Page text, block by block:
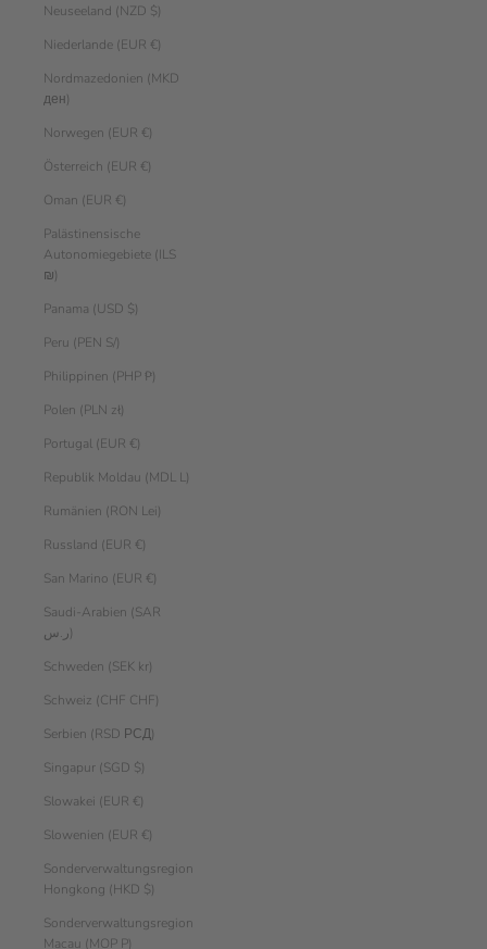
Neuseeland (NZD $)
Niederlande (EUR €)
Nordmazedonien (MKD
ден)
Norwegen (EUR €)
Österreich (EUR €)
Oman (EUR €)
Palästinensische
Autonomiegebiete (ILS
₪)
Panama (USD $)
Peru (PEN S/)
Philippinen (PHP ₱)
Polen (PLN zł)
Portugal (EUR €)
Republik Moldau (MDL L)
Rumänien (RON Lei)
Russland (EUR €)
San Marino (EUR €)
Saudi-Arabien (SAR
ر.س)
Schweden (SEK kr)
Schweiz (CHF CHF)
Serbien (RSD РСД)
Singapur (SGD $)
Slowakei (EUR €)
Slowenien (EUR €)
Sonderverwaltungsregion
Hongkong (HKD $)
Sonderverwaltungsregion
Macau (MOP P)